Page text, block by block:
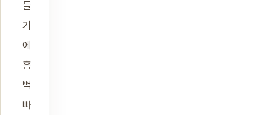
들
기
에
흠
뻑
빠